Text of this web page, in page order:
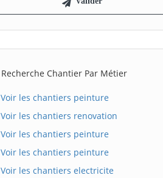
Recherche Chantier Par Métier
Voir les chantiers peinture
Voir les chantiers renovation
Voir les chantiers peinture
Voir les chantiers peinture
Voir les chantiers electricite